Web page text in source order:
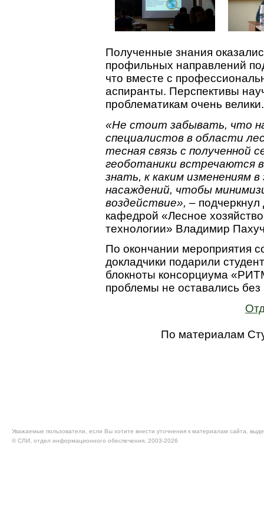
Полученные знания
профильных направлений
что вместе с
аспиранты. Перспективы
проблематикам очень велики.
«Не стоит забывать, что
специалистов в области
тесная связь с полученной
геоботаники встречаются
знать, к каким изменениям
насаждений, чтобы
воздействие», –
кафедрой «Лесное
технологии» Владимир
По окончании мероприятия
докладчики подарили
блокноты консорциума
проблемы не оставались
По материалам
Уважаемые пользователи, если Вы хотите внести уточнения к материалам сайта,
© CЛИ, отдел информационного обеспечения, 2003-2026